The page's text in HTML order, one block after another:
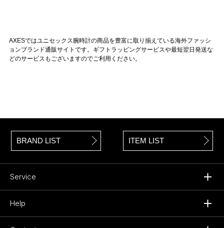
AXESではユニセックス腕時計の商品を豊富に取り揃えている海外ファッシ
ョンブランド通販サイトです。ギフトラッピングサービスや最短翌日発送な
どのサービスもございますのでご利用ください。
BRAND LIST ITEM LIST
Service
Help